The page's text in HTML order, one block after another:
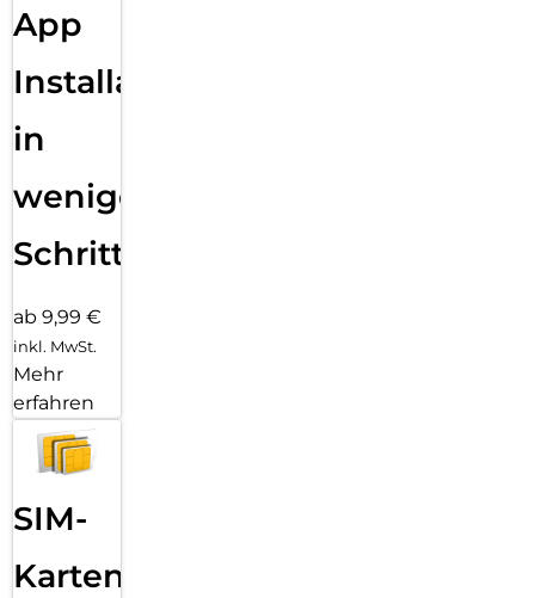
App
Installation
in
wenigen
Schritten
ab 9,99 €
inkl. MwSt.
Mehr
erfahren
SIM-
Karten